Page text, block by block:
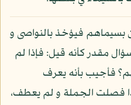
فيؤخذ بالنواصى و
مقدر كأنه قيل: فإذا لم
فأجيب بأنه يعرف
فصلت الجملة و لم يعطف،